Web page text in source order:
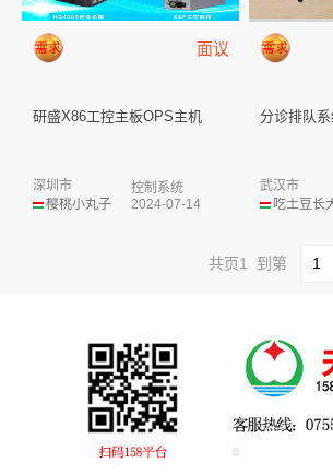
面议
研盛X86工控主板OPS主机
樱桃小丸子
深圳市
控制系统
2024-07-14
武汉市
共页1 到第